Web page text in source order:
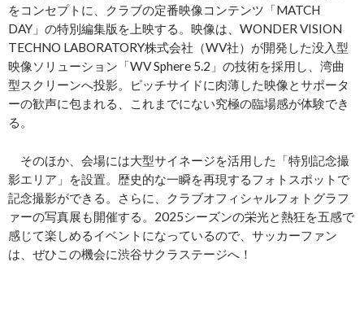
をコンセプトに、クラブの定番映像コンテンツ「MATCH
DAY」の特別編集版を上映する。映像は、WONDER VISION
TECHNO LABORATORY株式会社（WV社）が開発した没入型
映像ソリューション「WV Sphere 5.2」の技術を採用し、湾曲
型スクリーンへ投影。ピッチサイドに肉薄した映像とサポータ
ーの歓声に包まれる、これまでにない究極の臨場感が体験でき
る。
そのほか、会場には大型サイネージを活用した「特別記念撮
影エリア」を設置。歴史的な一瞬を再現するフォトスポットで
記念撮影ができる。さらに、クラブオフィシャルフォトグラフ
ァーの写真展も開催する。2025シーズンの栄光と熱狂を五感で
感じて楽しめるイベントになっているので、サッカーファン
は、ぜひこの機会に渋谷サクラステージへ！